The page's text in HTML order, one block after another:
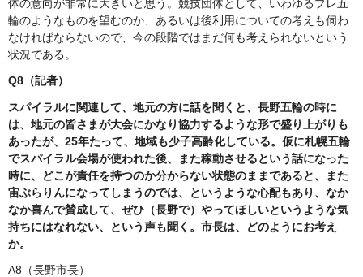
体の意向が非常に大きいと思う。競技団体として、いわゆるプレ五
輪のようなものを望むのか、あるいは後利用についての考えも伺わ
なければならないので、今の段階ではまだ何も考えられないという
状況である。
Q8（記者）
スパイラルに関連して、地元の方に話を聞くと、長野五輪の時に
は、地元の皆さまが大会にかなり協力するような形で盛り上がりも
あったが、25年たって、地域も少子高齢化している。仮に札幌五輪
でスパイラル会場が使われた後、また稼動させるという話になった
時に、どこが責任を持つのか分からない状態のままであると、また
宙ぶらりんになってしまうのでは、というような心配もあり、なか
なか喜んで賛成して、ぜひ（長野で）やってほしいというような気
持ちにはなれない、という声も聞く。市長は、どのようにお考え
か。
A8（長野市長）